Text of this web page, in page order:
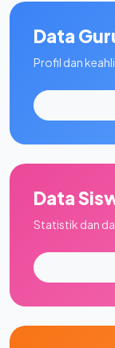
Data
Profil dan
Data
Statistik dan